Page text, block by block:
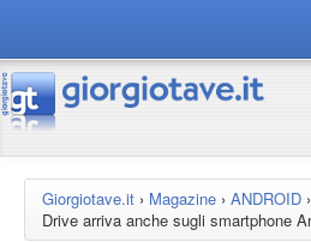
connect gt
risorse
Chi siamo
Giorgiotave.it › Magazine › ANDROID ›
Drive arriva anche sugli smartphone